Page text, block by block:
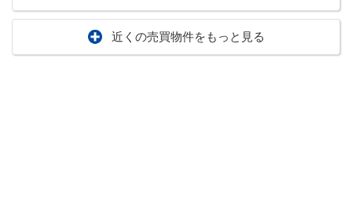
近くの売買物件をもっと見る